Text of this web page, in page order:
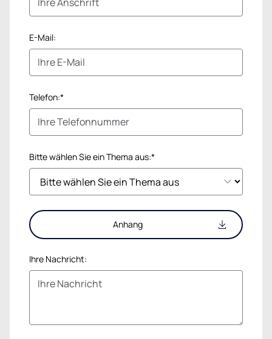
E-Mail:
Telefon:*
Bitte wählen Sie ein Thema aus:*
Anhang
Ihre Nachricht: